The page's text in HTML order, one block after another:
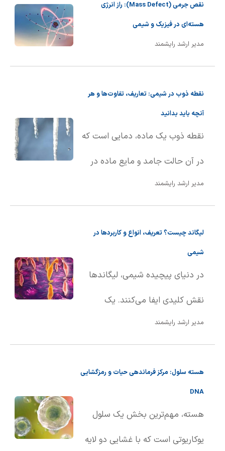
نقص جرمی (Mass Defect): راز انرژی
هسته‌ای در فیزیک و شیمی
مدیر ارشد رایشمند
نقطه ذوب در شیمی: تعاریف، تفاوت‌ها و هر
آنچه باید بدانید
نقطه ذوب یک ماده، دمایی است که
در آن حالت جامد و مایع ماده در
تعادل با یکدیگر قرار دارند. به بیان
ماده از حالت جامد به حالت مایع
مدیر ارشد رایشمند
لیگاند چیست؟ تعریف، انواع و کاربردها در
شیمی
در دنیای پیچیده شیمی، لیگاندها
نقش کلیدی ایفا می‌کنند. یک
لیگاند، اتم، یون یا مولکولی است که
پیوند کووالانسی، به یک اتم یا یون
مدیر ارشد رایشمند
هسته سلول: مرکز فرماندهی حیات و رمزگشایی
DNA
هسته، مهم‌ترین بخش یک سلول
یوکاریوتی است که با غشایی دو لایه